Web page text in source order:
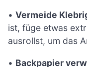
• Vermeide
ist, füge etwas
ausrollst, um das
• Backpapier